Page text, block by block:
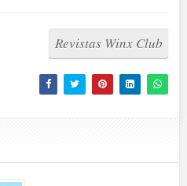
Revistas Winx Club